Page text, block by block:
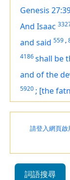
Genesis
And Isaac
and said 559 ,
4186shall be
and of the
5920 ; [the
請登入網頁啟
詞語搜尋